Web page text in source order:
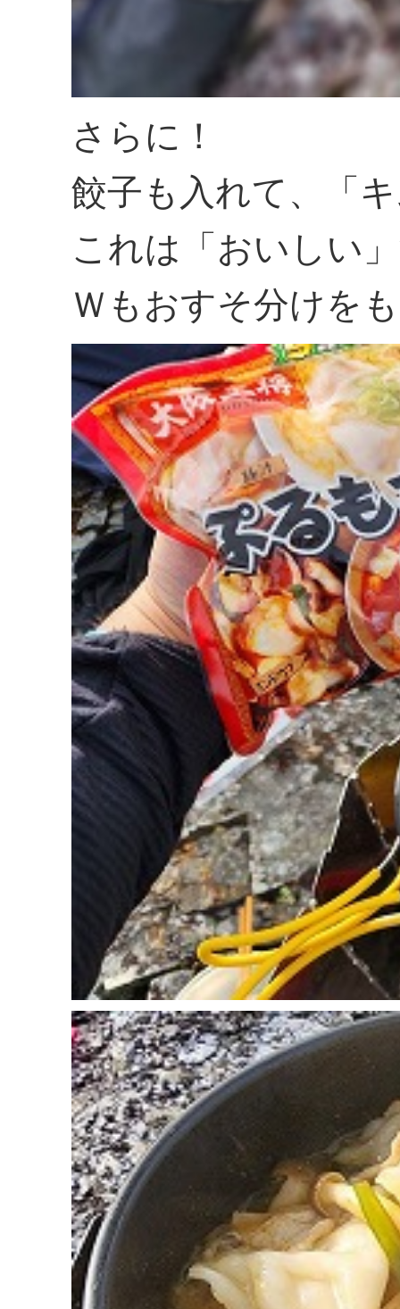
さらに！
餃子も入れて、「
これは「おいしい
Ｗもおすそ分けを